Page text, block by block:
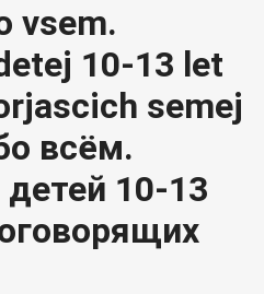
vsem.
10-13 let
semej
всём.
10-13